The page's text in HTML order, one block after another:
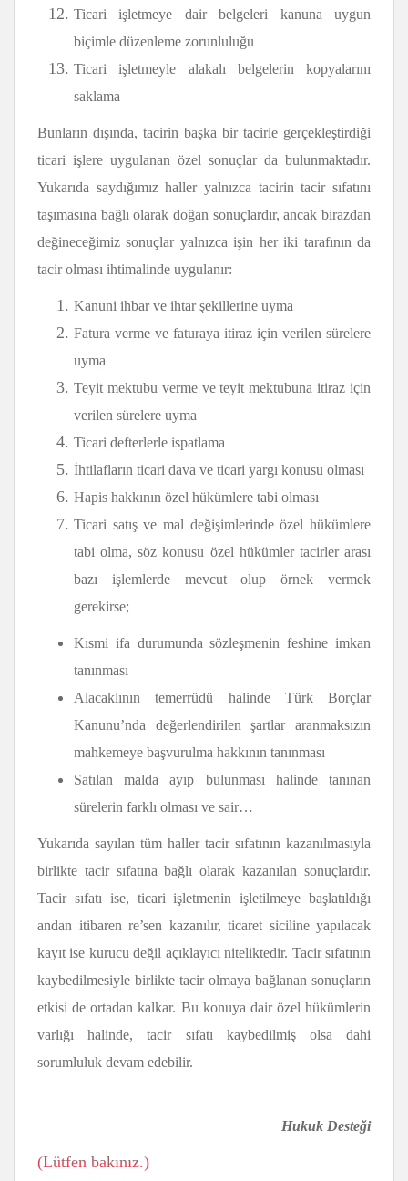
Ticari işletmeye dair belgeleri kanuna uygun
biçimle düzenleme zorunluluğu
Ticari işletmeyle alakalı belgelerin kopyalarını
saklama
Bunların dışında, tacirin başka bir tacirle gerçekleştirdiği
ticari işlere uygulanan özel sonuçlar da bulunmaktadır.
Yukarıda saydığımız haller yalnızca tacirin tacir sıfatını
taşımasına bağlı olarak doğan sonuçlardır, ancak birazdan
değineceğimiz sonuçlar yalnızca işin her iki tarafının da
tacir olması ihtimalinde uygulanır:
Kanuni ihbar ve ihtar şekillerine uyma
Fatura verme ve faturaya itiraz için verilen sürelere
uyma
Teyit mektubu verme ve teyit mektubuna itiraz için
verilen sürelere uyma
Ticari defterlerle ispatlama
İhtilafların ticari dava ve ticari yargı konusu olması
Hapis hakkının özel hükümlere tabi olması
Ticari satış ve mal değişimlerinde özel hükümlere
tabi olma, söz konusu özel hükümler tacirler arası
bazı işlemlerde mevcut olup örnek vermek
gerekirse;
Kısmi ifa durumunda sözleşmenin feshine imkan
tanınması
Alacaklının temerrüdü halinde Türk Borçlar
Kanunu’nda değerlendirilen şartlar aranmaksızın
mahkemeye başvurulma hakkının tanınması
Satılan malda ayıp bulunması halinde tanınan
sürelerin farklı olması ve sair…
Yukarıda sayılan tüm haller tacir sıfatının kazanılmasıyla
birlikte tacir sıfatına bağlı olarak kazanılan sonuçlardır.
Tacir sıfatı ise, ticari işletmenin işletilmeye başlatıldığı
andan itibaren re’sen kazanılır, ticaret siciline yapılacak
kayıt ise kurucu değil açıklayıcı niteliktedir. Tacir sıfatının
kaybedilmesiyle birlikte tacir olmaya bağlanan sonuçların
etkisi de ortadan kalkar. Bu konuya dair özel hükümlerin
varlığı halinde, tacir sıfatı kaybedilmiş olsa dahi
sorumluluk devam edebilir.
Hukuk Desteği
(Lütfen bakınız.)